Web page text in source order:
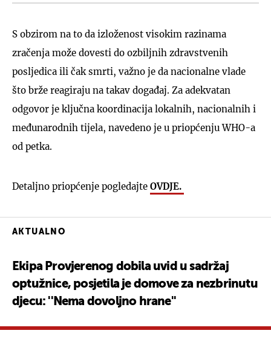
S obzirom na to da izloženost visokim razinama
zračenja može dovesti do ozbiljnih zdravstvenih
posljedica ili čak smrti, važno je da nacionalne vlade
što brže reagiraju na takav događaj. Za adekvatan
odgovor je ključna koordinacija lokalnih, nacionalnih i
međunarodnih tijela, navedeno je u priopćenju WHO-a
od petka.
Detaljno priopćenje pogledajte OVDJE.
AKTUALNO
Ekipa Provjerenog dobila uvid u sadržaj
optužnice, posjetila je domove za nezbrinutu
djecu: ''Nema dovoljno hrane''